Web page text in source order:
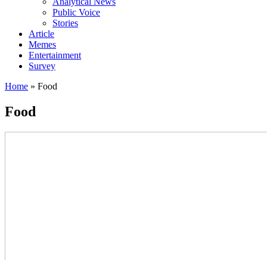
Public Voice
Stories
Article
Memes
Entertainment
Survey
Home » Food
Food